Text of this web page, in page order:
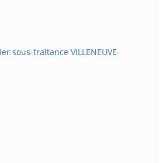
sous-traitance VILLENEUVE-